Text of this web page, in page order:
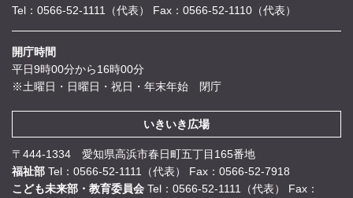
Tel：0566-52-1111（代表）
Fax：0566-52-1110（代表）
開庁時間
平日9時00分から16時00分
※土曜日・日曜日・祝日・年末年始 閉庁
いきいき広場
〒444-1334 愛知県高浜市春日町五丁目165番地
福祉部 Tel：0566-52-1111（代表）
Fax：0566-52-7918
こども未来部・教育委員会 Tel：0566-52-1111（代表）
Fax：